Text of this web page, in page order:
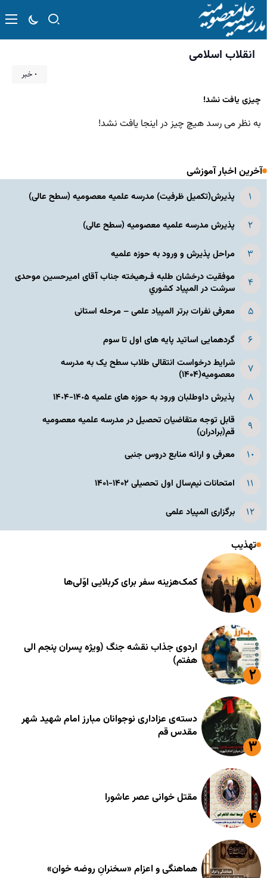
انقلاب اسلامی
۰ خبر
چیزی یافت نشد!
به نظر می رسد هیچ چیز در اینجا یافت نشد!
آخرین اخبار آموزشی
پذیرش(تکمیل ظرفیت) مدرسه علمیه معصومیه‌ (سطح عالی)
پذیرش مدرسه علمیه معصومیه‌ (سطح عالی)
مراحل پذیرش و ورود به حوزه علمیه
موفقیت درخشان طلبه فـرهیخته جناب آقای امیرحسین موحدی
سرشت در المپياد كشوري
معرفی نفرات برتر المپیاد علمی – مرحله استانی
گردهمایی اساتید پایه های اول تا سوم
شرایط درخواست انتقالی طلاب سطح یک به مدرسه
معصومیه(۱۴۰۴)
پذیرش داوطلبان ورود به حوزه های علمیه ١۴٠۵-١۴٠۴
قابل توجه متقاضیان تحصیل در مدرسه علمیه معصومیه
قم(برادران)
معرفی و ارائه منابع دروس جنبی
امتحانات نیم‌سال اول تحصیلی ۱۴۰۲-۱۴۰۱
برگزاری المپیاد علمی
تهذیب
کمک‌هزینه سفر برای کربلایی اوّلی‌ها
اردوی جذاب نقشه جنگ (ویژه پسران پنجم الی
هفتم)
دسته‌ی عزاداری نوجوانان مبارز امام شهید شهر
مقدس قم
مقتل خوانی عصر عاشورا
هماهنگی و اعزام «سخنرانِ روضه خوان»